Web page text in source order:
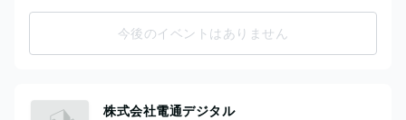
今後のイベントはありません
株式会社電通デジタル